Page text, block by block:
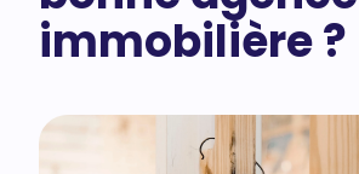
immobilière ?